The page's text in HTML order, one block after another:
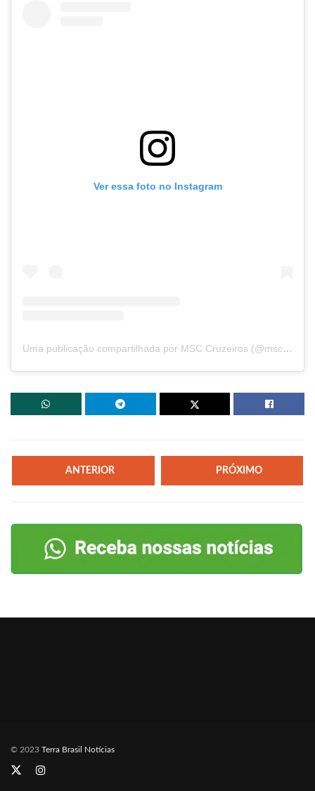
Ver essa foto no Instagram
Uma publicação compartilhada por MSC Cruzeiros (@msccruzeirosbrasil)
ANTERIOR PRÓXIMO
© 2023 Terra Brasil Notícias